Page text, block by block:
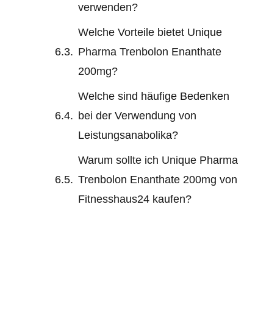
verwenden?
Welche Vorteile bietet Unique
Pharma Trenbolon Enanthate
200mg?
Welche sind häufige Bedenken
bei der Verwendung von
Leistungsanabolika?
Warum sollte ich Unique Pharma
Trenbolon Enanthate 200mg von
Fitnesshaus24 kaufen?